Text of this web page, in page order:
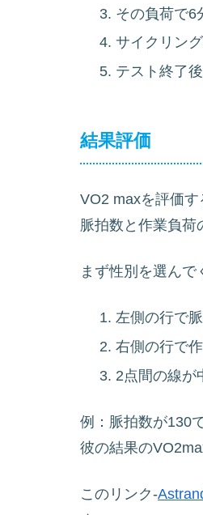
その負荷で6
サイクリン
テスト終了
結果評価
VO2 maxを評価
脈拍数と作業負荷
まず性別を選んで
左側の行で
右側の行で
2点間の線が
例：脈拍数が130
彼の結果の
このリンク-